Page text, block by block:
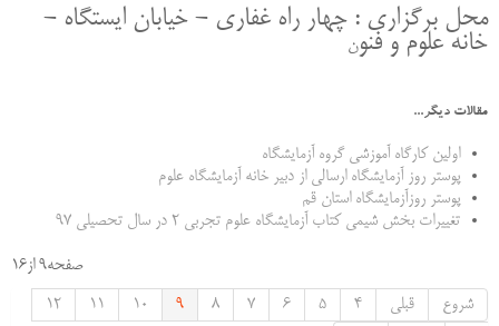
محل برگزاری : چهار راه غفاری - خیابان ایستگاه -
خانه علوم و فنون
مقالات دیگر...
اولین کارگاه آموزشی گروه آزمایشگاه
پوستر روز آزمایشگاه ارسالی از دبیر خانه آزمایشگاه علوم
پوستر روزآزمایشگاه استان قم
تغییرات بخش شیمی کتاب آزمایشگاه علوم تجربی 2 در سال تحصیلی 97
صفحه9 از16
شروع
قبلی 4
5
6
7
8
9
10
11
12